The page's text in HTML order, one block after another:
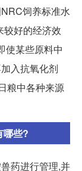
饲养标准水
较好的经济效
使某些原料中
入抗氧化剂
粮中各种来源
哪些?
药进行管理,并